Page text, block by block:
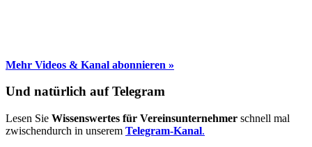
Mehr Videos & Kanal abonnieren »
Und natürlich auf Telegram
Lesen Sie Wissenswertes für Vereinsunternehmer schnell mal
zwischendurch in unserem Telegram-Kanal.